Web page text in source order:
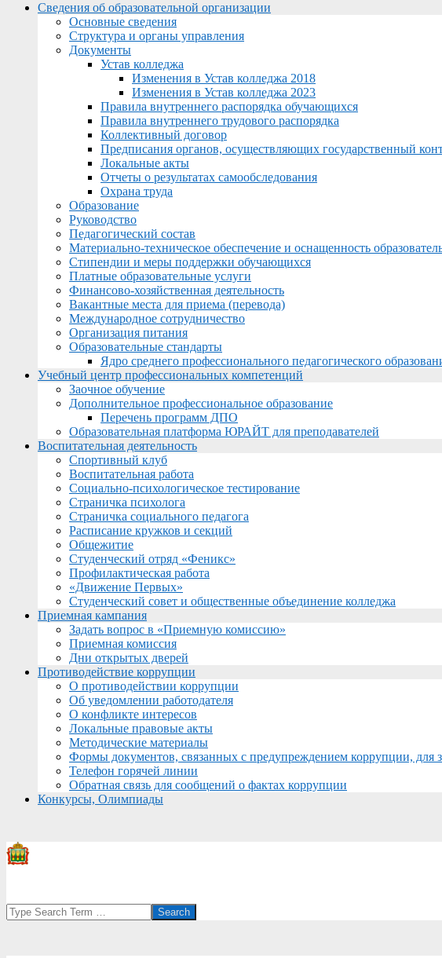
Menu
Сведения об образовательной организации
Основные сведения
Структура и органы управления
Документы
Устав колледжа
Изменения в Устав колледжа 2018
Изменения в Устав колледжа 2023
Правила внутреннего распорядка обучающихся
Правила внутреннего трудового распорядка
Коллективный договор
Предписания органов, осуществляющих государственный
Локальные акты
Отчеты о результатах самообследования
Охрана труда
Образование
Руководство
Педагогический состав
Материально-техническое обеспечение и оснащенность
Стипендии и меры поддержки обучающихся
Платные образовательные услуги
Финансово-хозяйственная деятельность
Вакантные места для приема (перевода)
Международное сотрудничество
Организация питания
Образовательные стандарты
Ядро среднего профессионального педагогического
Учебный центр профессиональных компетенций
Заочное обучение
Дополнительное профессиональное образование
Перечень программ ДПО
Образовательная платформа ЮРАЙТ для преподавателей
Воспитательная деятельность
Спортивный клуб
Воспитательная работа
Социально-психологическое тестирование
Страничка психолога
Страничка социального педагога
Расписание кружков и секций
Общежитие
Студенческий отряд «Феникс»
Профилактическая работа
«Движение Первых»
Студенческий совет и общественные объединение колледжа
Приемная кампания
Задать вопрос в «Приемную комиссию»
Приемная комиссия
Дни открытых дверей
Противодействие коррупции
О противодействии коррупции
Об уведомлении работодателя
О конфликте интересов
Локальные правовые акты
Методические материалы
Формы документов, связанных с предупреждением коррупции, для
Телефон горячей линии
Обратная связь для сообщений о фактах коррупции
Конкурсы, Олимпиады
Search